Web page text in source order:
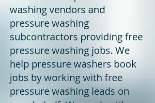
washing vendors and
pressure washing
subcontractors providing free
pressure washing jobs. We
help pressure washers book
jobs by working with free
pressure washing leads on